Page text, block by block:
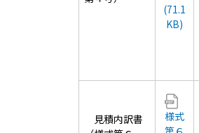
(71.1
KB)
見積内訳書
様式